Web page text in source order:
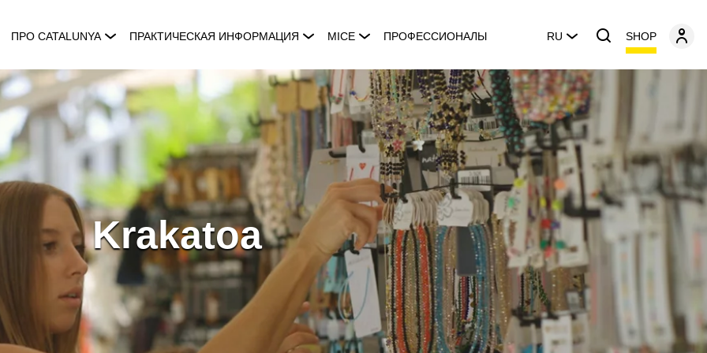
ПРО CATALUNYA ПРАКТИЧЕСКАЯ ИНФОРМАЦИЯ MICE ПРОФЕССИОНАЛЫ RU SHOP
Krakatoa